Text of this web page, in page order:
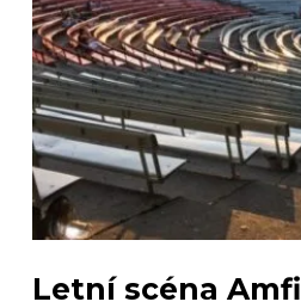
Letní scéna Amfi